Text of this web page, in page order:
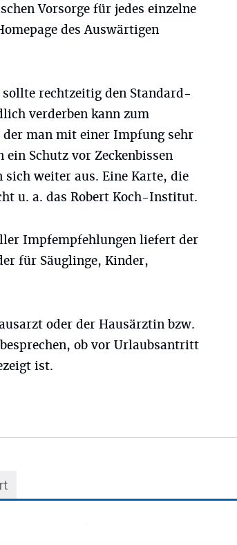
Vorsorge für jedes einzelne
des Auswärtigen
rechtzeitig den Standard-
verderben kann zum
man mit einer Impfung sehr
ein Schutz vor Zeckenbissen
weiter aus. Eine Karte, die
u. a. das Robert Koch-Institut.
Impfempfehlungen liefert der
für Säuglinge, Kinder,
oder der Hausärztin bzw.
ob vor Urlaubsantritt
ist.